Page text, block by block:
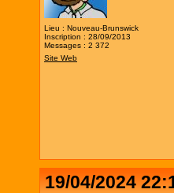
Lieu : Nouveau-Brunswick
Inscription : 28/09/2013
Messages : 2 372
Site Web
19/04/2024